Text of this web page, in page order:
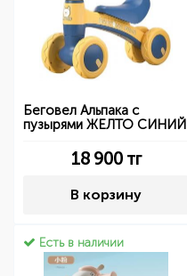
Беговел Альпака с
пузырями ЖЕЛТО СИНИЙ
18 900тг
В корзину
Есть в наличии